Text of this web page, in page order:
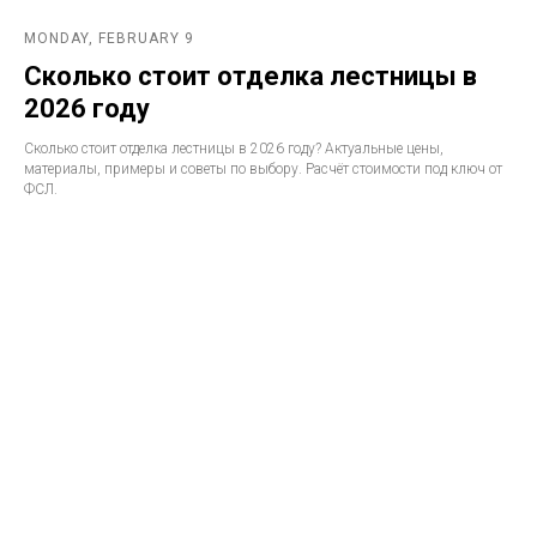
MONDAY, FEBRUARY 9
Сколько стоит отделка лестницы в
2026 году
Сколько стоит отделка лестницы в 2026 году? Актуальные цены,
материалы, примеры и советы по выбору. Расчёт стоимости под ключ от
ФСЛ.